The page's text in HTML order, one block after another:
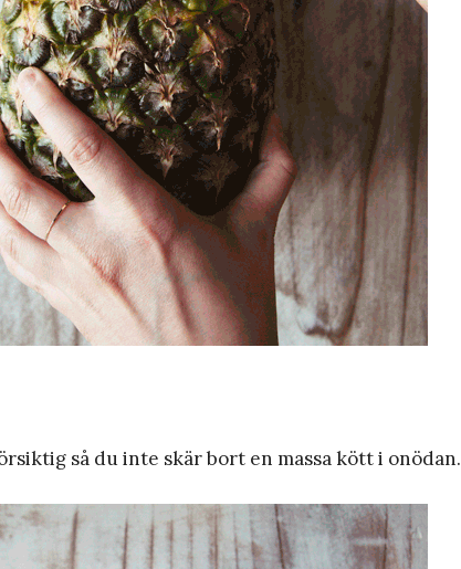
så du inte skär bort en massa kött i onödan.